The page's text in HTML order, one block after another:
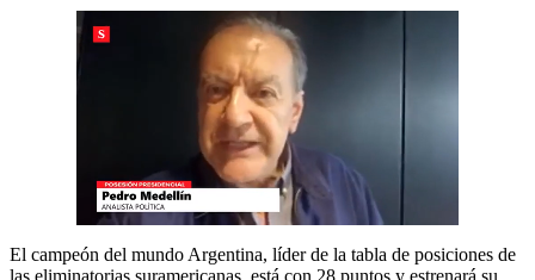
El campeón del mundo Argentina, líder de la tabla de posiciones de
las eliminatorias suramericanas, está con 28 puntos y estrenará su